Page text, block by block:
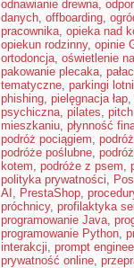
odnawianie drewna,
danych, offboarding,
pracownika, opieka nad
opiekun rodzinny, opinie
ortodoncja, oświetlenie
pakowanie plecaka,
tematyczne, parkingi
phishing, pielęgnacja łap,
psychiczna, pilates,
mieszkaniu, płynność
podróż pociągiem,
podróże poślubne,
kotem, podróże z psem,
polityka prywatności,
AI , PrestaShop,
próchnicy, profilaktyka
programowanie Java,
programowanie Python,
interakcji, prompt
prywatność online,